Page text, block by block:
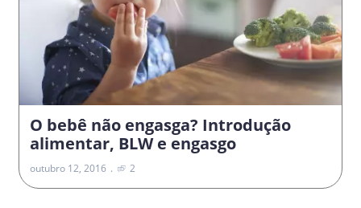
O bebê não engasga? Introdução
alimentar, BLW e engasgo
outubro 12, 2016 2